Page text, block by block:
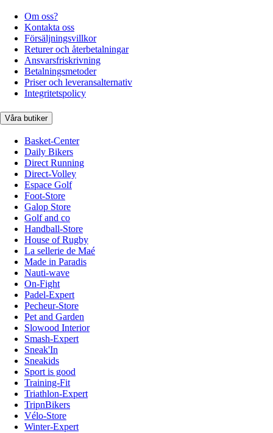
Om oss?
Kontakta oss
Försäljningsvillkor
Returer och återbetalningar
Ansvarsfriskrivning
Betalningsmetoder
Priser och leveransalternativ
Integritetspolicy
Våra butiker
Basket-Center
Daily Bikers
Direct Running
Direct-Volley
Espace Golf
Foot-Store
Galop Store
Golf and co
Handball-Store
House of Rugby
La sellerie de Maé
Made in Paradis
Nauti-wave
On-Fight
Padel-Expert
Pecheur-Store
Pet and Garden
Slowood Interior
Smash-Expert
Sneak'In
Sneakids
Sport is good
Training-Fit
Triathlon-Expert
TripnBikers
Vélo-Store
Winter-Expert